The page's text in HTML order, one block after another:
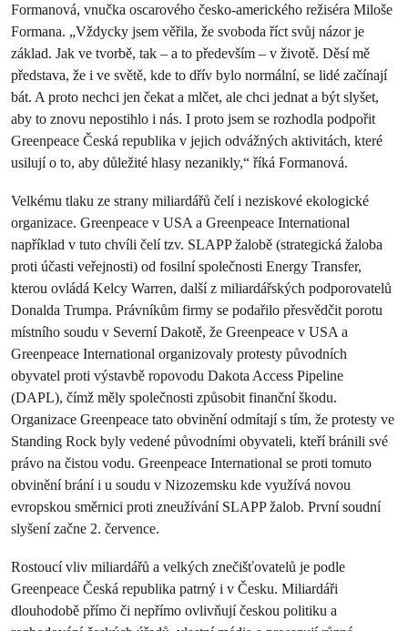
Formanová, vnučka oscarového česko-amerického režiséra Miloše
Formana. „Vždycky jsem věřila, že svoboda říct svůj názor je
základ. Jak ve tvorbě, tak – a to především – v životě. Děsí mě
představa, že i ve světě, kde to dřív bylo normální, se lidé začínají
bát. A proto nechci jen čekat a mlčet, ale chci jednat a být slyšet,
aby to znovu nepostihlo i nás. I proto jsem se rozhodla podpořit
Greenpeace Česká republika v jejich odvážných aktivitách, které
usilují o to, aby důležité hlasy nezanikly,“ říká Formanová.
Velkému tlaku ze strany miliardářů čelí i neziskové ekologické
organizace. Greenpeace v USA a Greenpeace International
například v tuto chvíli čelí tzv. SLAPP žalobě (strategická žaloba
proti účasti veřejnosti) od fosilní společnosti Energy Transfer,
kterou ovládá Kelcy Warren, další z miliardářských podporovatelů
Donalda Trumpa. Právníkům firmy se podařilo přesvědčit porotu
místního soudu v Severní Dakotě, že Greenpeace v USA a
Greenpeace International organizovaly protesty původních
obyvatel proti výstavbě ropovodu Dakota Access Pipeline
(DAPL), čímž měly společnosti způsobit finanční škodu.
Organizace Greenpeace tato obvinění odmítají s tím, že protesty ve
Standing Rock byly vedené původními obyvateli, kteří bránili své
právo na čistou vodu. Greenpeace International se proti tomuto
obvinění brání i u soudu v Nizozemsku kde využívá novou
evropskou směrnici proti zneužívání SLAPP žalob. První soudní
slyšení začne 2. července.
Rostoucí vliv miliardářů a velkých znečišťovatelů je podle
Greenpeace Česká republika patrný i v Česku. Miliardáři
dlouhodobě přímo či nepřímo ovlivňují českou politiku a